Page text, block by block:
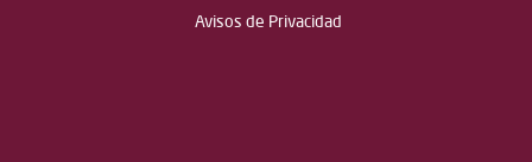
Avisos de Privacidad